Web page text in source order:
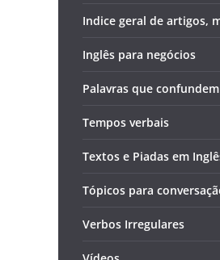
Indice geral de artigos,
Inglês para negócios
Palavras que confundem
Tempos verbais
Textos e Piadas em
Tópicos para
Verbos Irregulares